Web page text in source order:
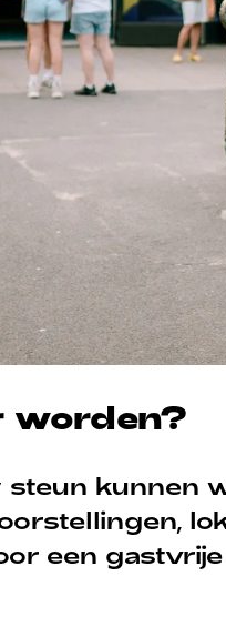
worden?
steun kunnen
een